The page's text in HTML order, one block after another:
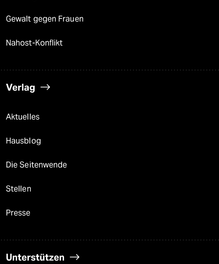
Gewalt gegen Frauen
Nahost-Konflikt
Verlag
Aktuelles
Hausblog
Die Seitenwende
Stellen
Presse
Unterstützen